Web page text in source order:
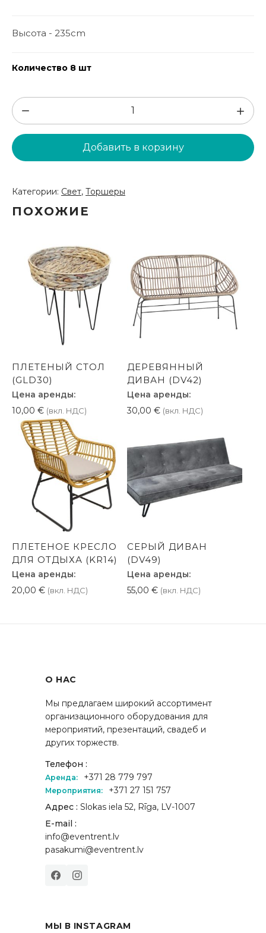
Высота - 235cm
Количество 8 шт
Количество
товара
Парковый
фонарь
Добавить в корзину
Категории: Свет, Торшеры
ПОХОЖИЕ
ПЛЕТЕНЫЙ СТОЛ
(GLD30)
Цена аренды:
10,00 € (вкл. НДС)
ДЕРЕВЯННЫЙ
ДИВАН (DV42)
Цена аренды:
30,00 € (вкл. НДС)
ПЛЕТЕНОЕ КРЕСЛО
ДЛЯ ОТДЫХА (KR14)
Цена аренды:
20,00 € (вкл. НДС)
СЕРЫЙ ДИВАН
(DV49)
Цена аренды:
55,00 € (вкл. НДС)
О НАС
Мы предлагаем широкий ассортимент
организационного оборудования для
мероприятий, презентаций, свадеб и
других торжеств.
Телефон :
Аренда: +371 28 779 797
Мероприятия:
+371 27 151 757
Адрес : Slokas iela 52, Rīga, LV-1007
E-mail :
info@eventrent.lv
pasakumi@eventrent.lv
МЫ В INSTAGRAM